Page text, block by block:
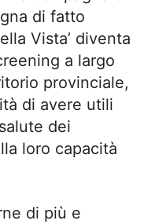
di fatto
Vista’ diventa
a largo
provinciale,
di avere utili
dei
loro capacità
di più e